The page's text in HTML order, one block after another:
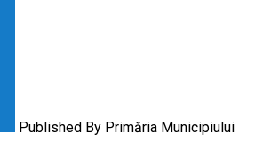
Published By Primăria Municipiului